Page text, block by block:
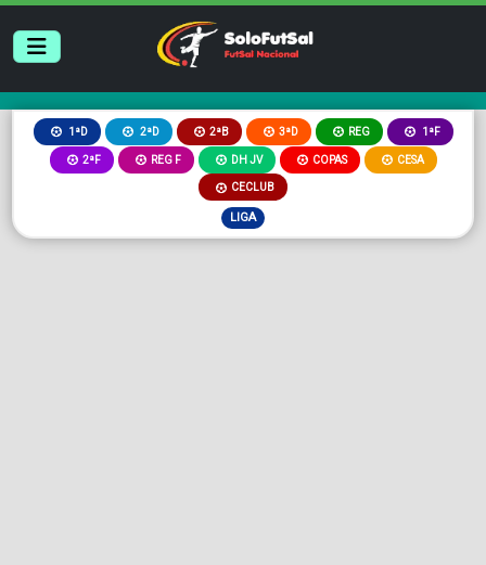
1ªD 2ªD 2ªB 3ªD REG 1ªF
2ªF REG F DH JV COPAS CESA
CECLUB
LIGA